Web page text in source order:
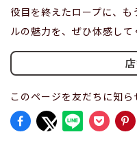
役目を終えたロープに、
ルの魅力を、ぜひ体感して
このページを友だちに知ら